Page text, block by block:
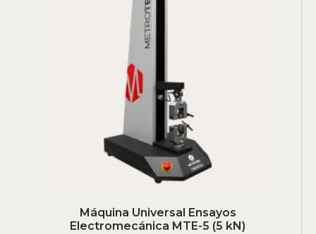
Máquina Universal Ensayos
Electromecánica MTE-5 (5 kN)